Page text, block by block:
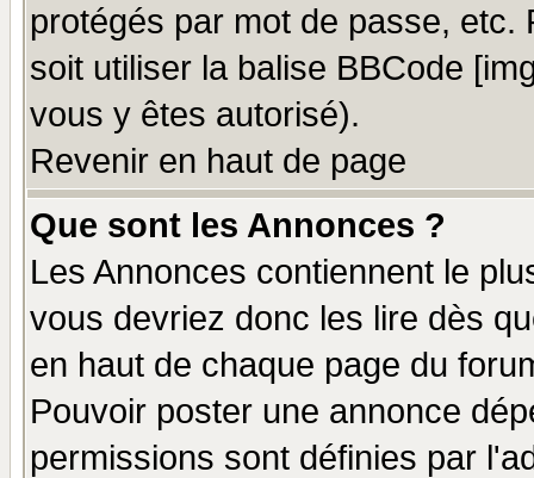
protégés par mot de passe,
soit utiliser la balise BBCode
vous y êtes autorisé).
Revenir en haut de page
Que sont les Annonces ?
Les Annonces contiennent le
vous devriez donc les lire dès
en haut de chaque page du
Pouvoir poster une annonce
permissions sont définies par